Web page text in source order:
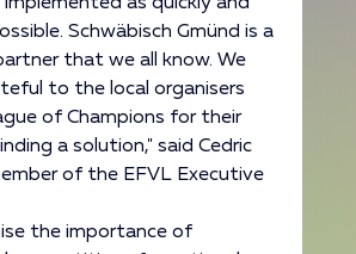
Schwäbisch Gmünd is a
that we all know. We
to the local organisers
of Champions for their
a solution," said Cedric
of the EFVL Executive
the importance of